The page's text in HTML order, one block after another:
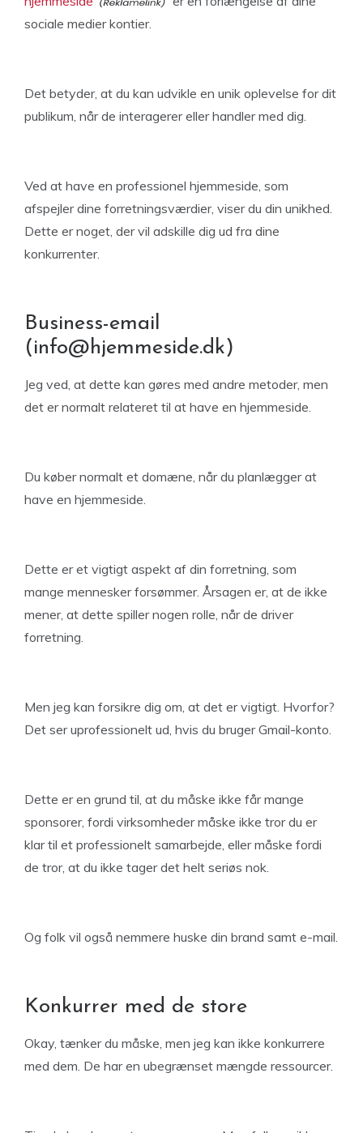
sociale medier kontier.
Det betyder, at du kan udvikle en unik oplevelse for dit
publikum, når de interagerer eller handler med dig.
Ved at have en professionel hjemmeside, som
afspejler dine forretningsværdier, viser du din unikhed.
Dette er noget, der vil adskille dig ud fra dine
konkurrenter.
Business-email
(info@hjemmeside.dk)
Jeg ved, at dette kan gøres med andre metoder, men
det er normalt relateret til at have en hjemmeside.
Du køber normalt et domæne, når du planlægger at
have en hjemmeside.
Dette er et vigtigt aspekt af din forretning, som
mange mennesker forsømmer. Årsagen er, at de ikke
mener, at dette spiller nogen rolle, når de driver
forretning.
Men jeg kan forsikre dig om, at det er vigtigt. Hvorfor?
Det ser uprofessionelt ud, hvis du bruger Gmail-konto.
Dette er en grund til, at du måske ikke får mange
sponsorer, fordi virksomheder måske ikke tror du er
klar til et professionelt samarbejde, eller måske fordi
de tror, at du ikke tager det helt seriøs nok.
Og folk vil også nemmere huske din brand samt e-mail.
Konkurrer med de store
Okay, tænker du måske, men jeg kan ikke konkurrere
med dem. De har en ubegrænset mængde ressourcer.